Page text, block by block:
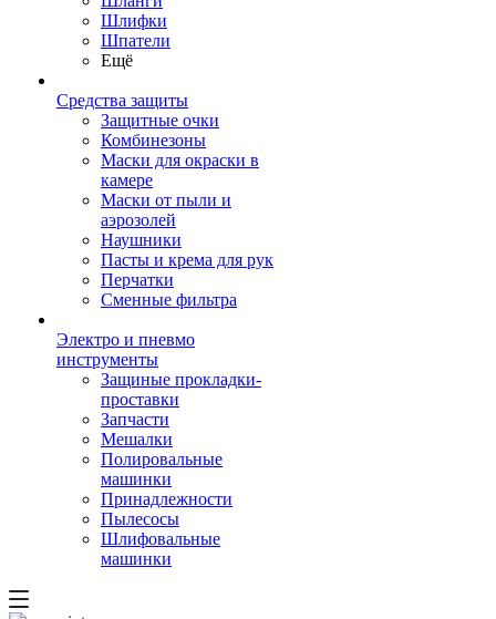
Шлифки
Шпатели
Ещё
Средства защиты
Защитные очки
Комбинезоны
Маски для окраски в
камере
Маски от пыли и
аэрозолей
Наушники
Пасты и крема для рук
Перчатки
Сменные фильтра
Электро и пневмо
инструменты
Защиные прокладки-
проставки
Запчасти
Мешалки
Полировальные
машинки
Принадлежности
Пылесосы
Шлифовальные
машинки